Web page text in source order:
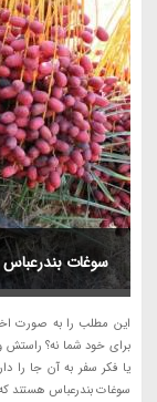
سوغات
این مطلب را به صورت
برای خود شما نه؟ راستش
یا فکر سفر به آن جا را
سوغات بندرعباس هستند